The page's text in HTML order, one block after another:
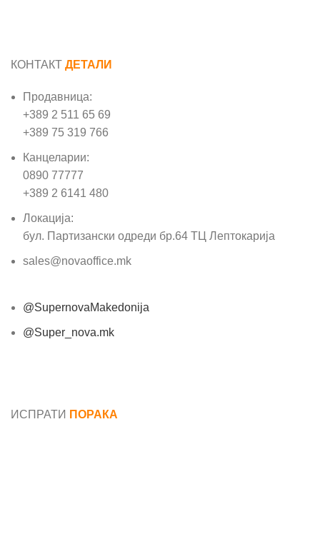
КОНТАКТ ДЕТАЛИ
Продавница:
+389 2 511 65 69
+389 75 319 766
Канцеларии:
0890 77777
+389 2 6141 480
Локација:
бул. Партизански одреди бр.64 ТЦ Лептокарија
sales@novaoffice.mk
@SupernovaMakedonija
@Super_nova.mk
ИСПРАТИ ПОРАКА